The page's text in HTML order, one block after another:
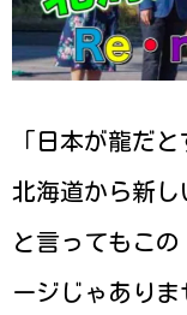
「日本が龍だ
北海道から新し
と言ってもこ
ージじゃありま